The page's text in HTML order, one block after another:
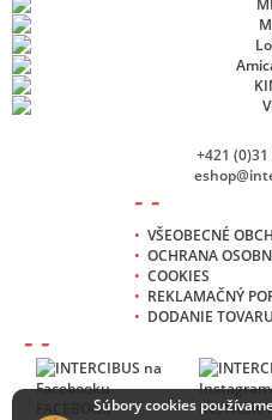
+421
- -
• VŠEOBECNÉ
• OCHRANA
• COOKIES
• REKLAMAČNÝ
• DODANIE TOVARU
- -
FACEBOOKSúbory cookies